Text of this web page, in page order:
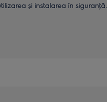
și instalarea în siguranţă.